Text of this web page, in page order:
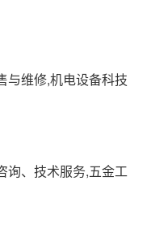
与维修,机电设备科技
询、技术服务,五金工